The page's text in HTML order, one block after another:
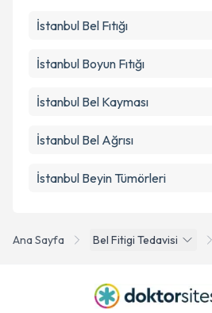
Ana Sayfa Bel Fitigi Tedavisi
İstanbul Bel Fıtığı
İstanbul Boyun Fıtığı
İstanbul Bel Kayması
İstanbul Bel Ağrısı
İstanbul Beyin Tümörleri